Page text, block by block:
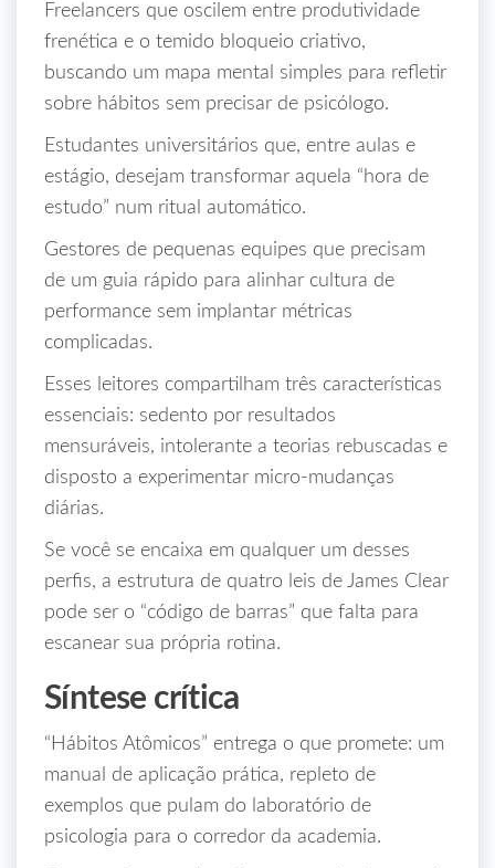
Freelancers que oscilem entre produtividade
frenética e o temido bloqueio criativo,
buscando um mapa mental simples para refletir
sobre hábitos sem precisar de psicólogo.
Estudantes universitários que, entre aulas e
estágio, desejam transformar aquela “hora de
estudo” num ritual automático.
Gestores de pequenas equipes que precisam
de um guia rápido para alinhar cultura de
performance sem implantar métricas
complicadas.
Esses leitores compartilham três características
essenciais: sedento por resultados
mensuráveis, intolerante a teorias rebuscadas e
disposto a experimentar micro‑mudanças
diárias.
Se você se encaixa em qualquer um desses
perfis, a estrutura de quatro leis de James Clear
pode ser o “código de barras” que falta para
escanear sua própria rotina.
Síntese crítica
“Hábitos Atômicos” entrega o que promete: um
manual de aplicação prática, repleto de
exemplos que pulam do laboratório de
psicologia para o corredor da academia.